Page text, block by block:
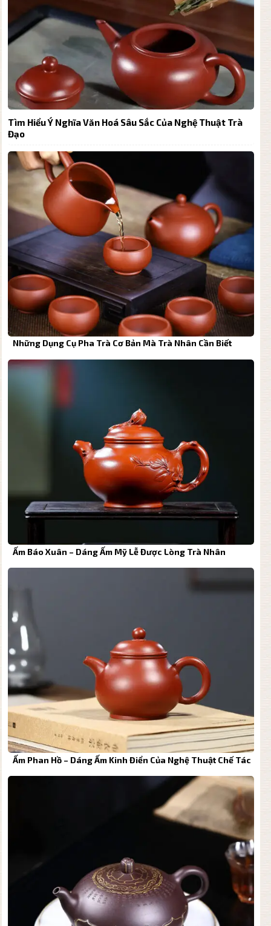
Tìm Hiểu Ý Nghĩa Văn Hoá Sâu Sắc Của Nghệ Thuật Trà
Đạo
Những Dụng Cụ Pha Trà Cơ Bản Mà Trà Nhân Cần Biết
Ấm Báo Xuân – Dáng Ấm Mỹ Lễ Được Lòng Trà Nhân
Ấm Phan Hồ – Dáng Ấm Kinh Điển Của Nghệ Thuật Chế Tác